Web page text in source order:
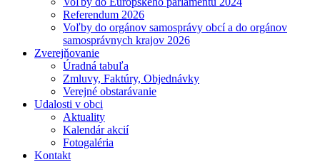
Referendum 2026
Voľby do orgánov samosprávy obcí a do orgánov
samosprávnych krajov 2026
Zverejňovanie
Úradná tabuľa
Zmluvy, Faktúry, Objednávky
Verejné obstarávanie
Udalosti v obci
Aktuality
Kalendár akcií
Fotogaléria
Kontakt